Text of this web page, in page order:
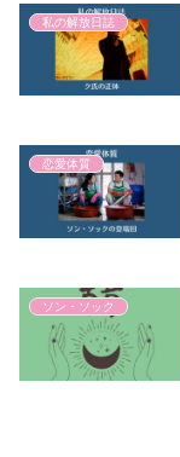
私の解放日誌
恋愛体質
ソン・ソック